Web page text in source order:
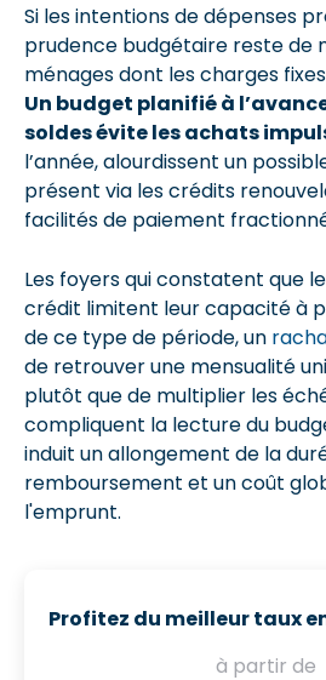
Si les intentions de dépenses
prudence budgétaire reste de
ménages dont les charges
Un budget planifié à
soldes évite les achats
l’année, alourdissent un
présent via les crédits
facilités de paiement
Les foyers qui constatent que
crédit limitent leur capacité à
de ce type de période, un
de retrouver une mensualité
plutôt que de multiplier les
compliquent la lecture du
induit un allongement de la
remboursement et un coût
l'emprunt.
Profitez du meilleur taux
à partir de